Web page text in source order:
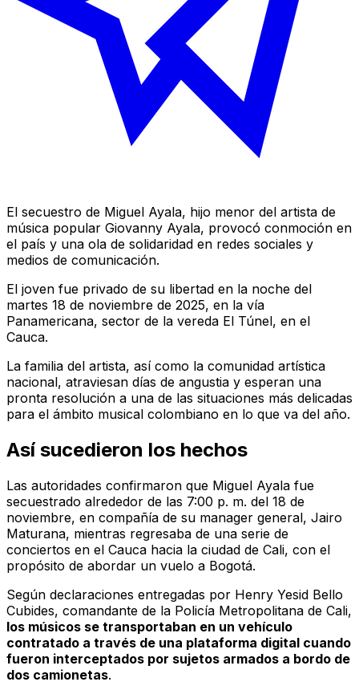
El secuestro de Miguel Ayala, hijo menor del artista de
música popular Giovanny Ayala, provocó conmoción en
el país y una ola de solidaridad en redes sociales y
medios de comunicación.
El joven fue privado de su libertad en la noche del
martes 18 de noviembre de 2025, en la vía
Panamericana, sector de la vereda El Túnel, en el
Cauca.
La familia del artista, así como la comunidad artística
nacional, atraviesan días de angustia y esperan una
pronta resolución a una de las situaciones más delicadas
para el ámbito musical colombiano en lo que va del año.
Así sucedieron los hechos
Las autoridades confirmaron que Miguel Ayala fue
secuestrado alrededor de las 7:00 p. m. del 18 de
noviembre, en compañía de su manager general, Jairo
Maturana, mientras regresaba de una serie de
conciertos en el Cauca hacia la ciudad de Cali, con el
propósito de abordar un vuelo a Bogotá.
Según declaraciones entregadas por Henry Yesid Bello
Cubides, comandante de la Policía Metropolitana de Cali,
los músicos se transportaban en un vehículo
contratado a través de una plataforma digital cuando
fueron interceptados por sujetos armados a bordo de
dos camionetas.